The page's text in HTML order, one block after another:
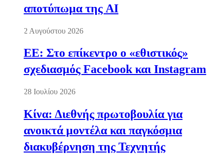
αποτύπωμα της AI
2 Αυγούστου 2026
ΕΕ: Στο επίκεντρο ο «εθιστικός»
σχεδιασμός Facebook και Instagram
28 Ιουλίου 2026
Κίνα: Διεθνής πρωτοβουλία για
ανοικτά μοντέλα και παγκόσμια
διακυβέρνηση της Τεχνητής